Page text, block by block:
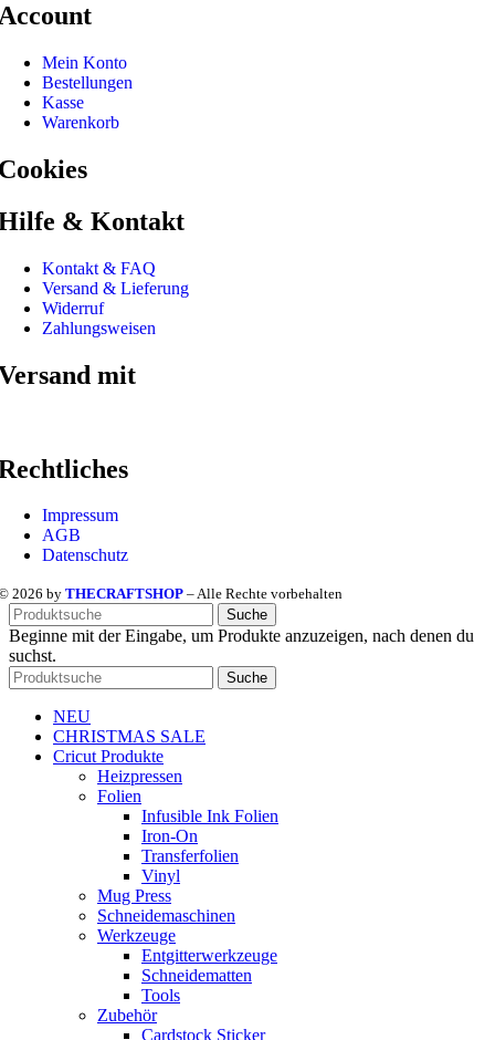
Mein Konto
Bestellungen
Kasse
Warenkorb
& Kontakt
Kontakt & FAQ
Versand & Lieferung
Widerruf
Zahlungsweisen
mit
Impressum
AGB
Datenschutz
2026 by THECRAFTSHOP – Alle Rechte vorbehalten
Suche
Beginne mit der Eingabe, um Produkte anzuzeigen, nach denen du
suchst.
Suche
NEU
CHRISTMAS SALE
Cricut Produkte
Heizpressen
Folien
Infusible Ink Folien
Iron-On
Transferfolien
Vinyl
Mug Press
Schneidemaschinen
Werkzeuge
Entgitterwerkzeuge
Schneidematten
Tools
Zubehör
Cardstock Sticker